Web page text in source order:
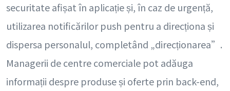
securitate afișat în aplicație și, în caz de urgență,
utilizarea notificărilor push pentru a direcționa și
dispersa personalul, completând „direcționarea”.
Managerii de centre comerciale pot adăuga
informații despre produse și oferte prin back-end,